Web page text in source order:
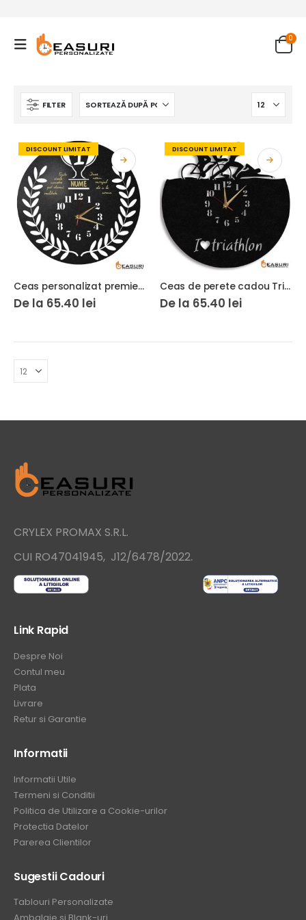
0
FILTER
DISCOUNT LIMITAT
Ceas personalizat premiere 01
De la 65.40 lei
DISCOUNT LIMITAT
Ceas de perete cadou Triatlon 01
De la 65.40 lei
CRYLEX PROMAX S.R.L.
CUI RO47041945, J12/6478/2022.
Link Rapid
Despre Noi
Contul meu
Plata
Livrare
Retur si Garantie
Informatii
Informatii Utile
Termeni si Conditii
Politica de Utilizare a Cookie-urilor
Protectia Datelor
Parerea Clientilor
Sugestii Cadouri
Tablouri Personalizate